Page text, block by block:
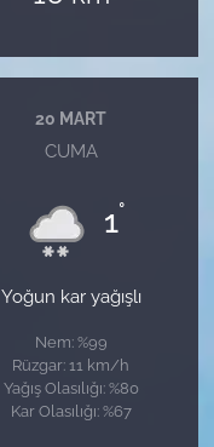
20 MART
CUMA
1°
Yoğun kar yağışlı
Nem: %99
Rüzgar: 11 km/h
Yağış Olasılığı: %80
Kar Olasılığı: %67